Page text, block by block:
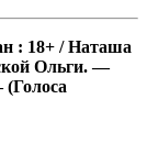
: 18+ / Наташа
Ольги. —